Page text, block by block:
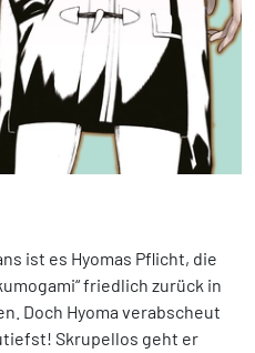
ist es Hyomas Pflicht, die
friedlich zurück in
Doch Hyoma verabscheut
Skrupellos geht er